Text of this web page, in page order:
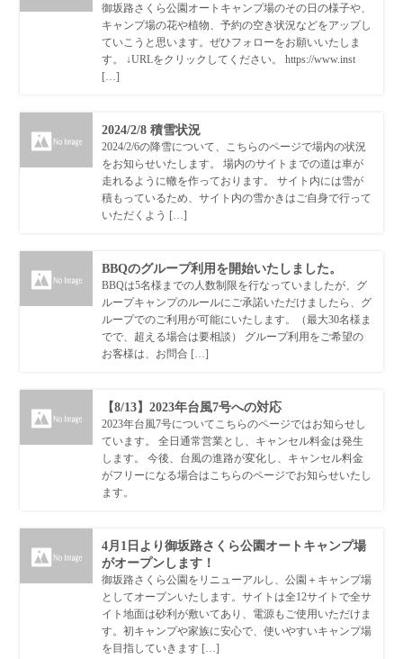
御坂路さくら公園オートキャンプ場のその日の様子や、
キャンプ場の花や植物、予約の空き状況などをアップし
ていこうと思います。ぜひフォローをお願いいたしま
す。 ↓URLをクリックしてください。 https://www.inst
[…]
2024/2/8 積雪状況
2024/2/6の降雪について、こちらのページで場内の状況
をお知らせいたします。 場内のサイトまでの道は車が
走れるように轍を作っております。 サイト内には雪が
積もっているため、サイト内の雪かきはご自身で行って
いただくよう […]
BBQのグループ利用を開始いたしました。
BBQは5名様までの人数制限を行なっていましたが、グ
ループキャンプのルールにご承諾いただけましたら、グ
ループでのご利用が可能にいたします。（最大30名様ま
でで、超える場合は要相談） グループ利用をご希望の
お客様は、お問合 […]
【8/13】2023年台風7号への対応
2023年台風7号についてこちらのページではお知らせし
ています。 全日通常営業とし、キャンセル料金は発生
します。 今後、台風の進路が変化し、キャンセル料金
がフリーになる場合はこちらのページでお知らせいたし
ます。
4月1日より御坂路さくら公園オートキャンプ場
がオープンします！
御坂路さくら公園をリニューアルし、公園＋キャンプ場
としてオープンいたします。サイトは全12サイトで全サ
イト地面は砂利が敷いてあり、電源もご使用いただけま
す。初キャンプや家族に安心で、使いやすいキャンプ場
を目指していきます […]